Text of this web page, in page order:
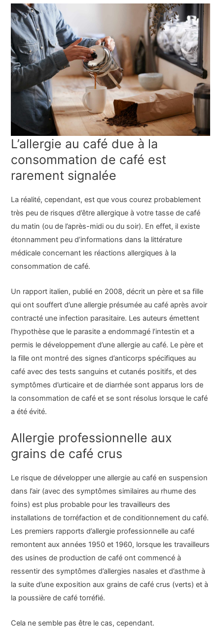
L’allergie au café due à la
consommation de café est
rarement signalée
La réalité, cependant, est que vous courez probablement
très peu de risques d’être allergique à votre tasse de café
du matin (ou de l’après-midi ou du soir). En effet, il existe
étonnamment peu d’informations dans la littérature
médicale concernant les réactions allergiques à la
consommation de café.
Un rapport italien, publié en 2008, décrit un père et sa fille
qui ont souffert d’une allergie présumée au café après avoir
contracté une infection parasitaire. Les auteurs émettent
l’hypothèse que le parasite a endommagé l’intestin et a
permis le développement d’une allergie au café. Le père et
la fille ont montré des signes d’anticorps spécifiques au
café avec des tests sanguins et cutanés positifs, et des
symptômes d’urticaire et de diarrhée sont apparus lors de
la consommation de café et se sont résolus lorsque le café
a été évité.
Allergie professionnelle aux
grains de café crus
Le risque de développer une allergie au café en suspension
dans l’air (avec des symptômes similaires au rhume des
foins) est plus probable pour les travailleurs des
installations de torréfaction et de conditionnement du café.
Les premiers rapports d’allergie professionnelle au café
remontent aux années 1950 et 1960, lorsque les travailleurs
des usines de production de café ont commencé à
ressentir des symptômes d’allergies nasales et d’asthme à
la suite d’une exposition aux grains de café crus (verts) et à
la poussière de café torréfié.
Cela ne semble pas être le cas, cependant.